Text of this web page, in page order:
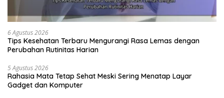
6 Agustus 2026
Tips Kesehatan Terbaru Mengurangi Rasa Lemas dengan
Perubahan Rutinitas Harian
5 Agustus 2026
Rahasia Mata Tetap Sehat Meski Sering Menatap Layar
Gadget dan Komputer